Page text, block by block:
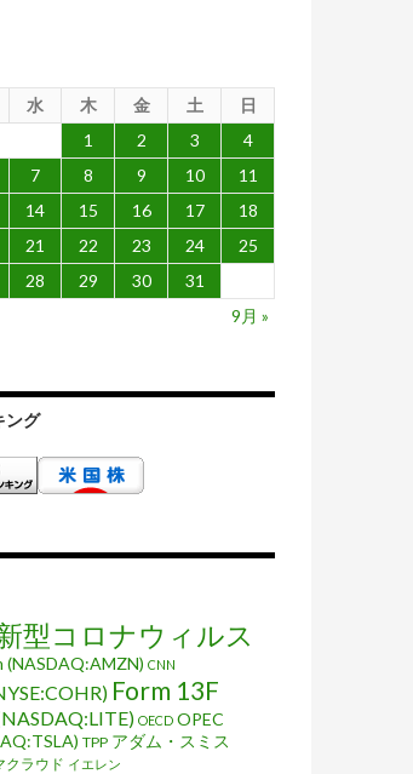
水 木 金 土
日
1
2 3
4
7 8 9 10
11
14 15 16 17
18
21 22 23 24
25
28 29 30
31
9月 »
ング
型コロナウィルス
(NASDAQ:AMZN) CNN
Form 13F
OECD OPEC
TPP アダム・スミス
クラウド イエレン